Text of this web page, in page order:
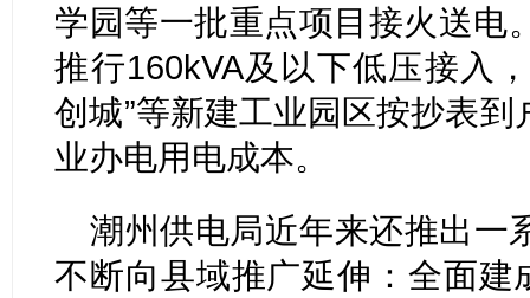
学园等一批重点项目接火送电
推行160kVA及以下低压接入
创城”等新建工业园区按抄表
业办电用电成本。
潮州供电局近年来还推出一
不断向县域推广延伸：全面建